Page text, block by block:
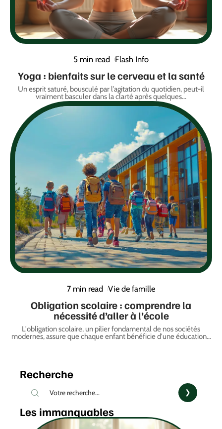
5 min read Flash Info
Yoga : bienfaits sur le cerveau et la santé
Un esprit saturé, bousculé par l’agitation du quotidien, peut-il
vraiment basculer dans la clarté après quelques…
7 min read Vie de famille
Obligation scolaire : comprendre la
nécessité d’aller à l’école
L'obligation scolaire, un pilier fondamental de nos sociétés
modernes, assure que chaque enfant bénéficie d'une éducation…
Recherche
Les immanquables